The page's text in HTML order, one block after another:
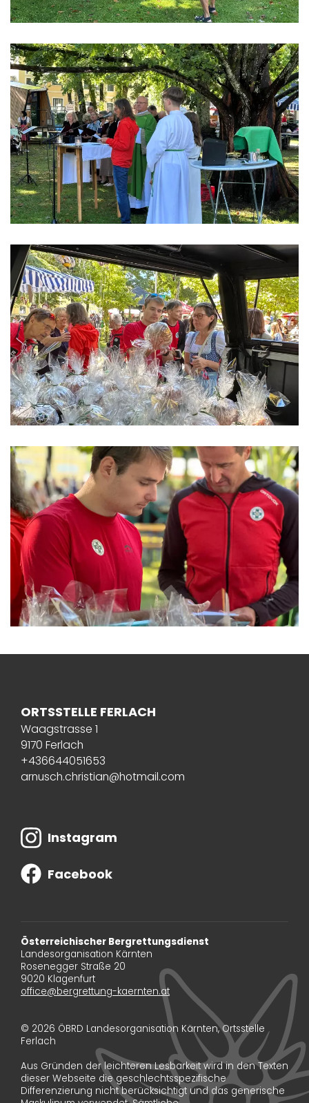
ORTSSTELLE FERLACH
Waagstrasse 1
9170 Ferlach
+436644051653
arnusch.christian@hotmail.com
Instagram
Facebook
Österreichischer Bergrettungsdienst
Landesorganisation Kärnten
Rosenegger Straße 20
9020 Klagenfurt
office@bergrettung-kaernten.at
© 2026 ÖBRD Landesorganisation Kärnten, Ortsstelle
Ferlach
Aus Gründen der leichteren Lesbarkeit wird in den Texten
dieser Webseite die geschlechtsspezifische
Differenzierung nicht berücksichtigt und das generische